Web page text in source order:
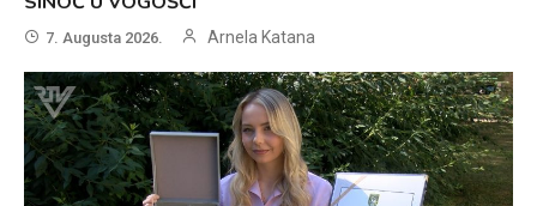
7. Augusta 2026. Arnela Katana